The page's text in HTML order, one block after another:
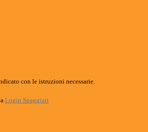
con le istruzioni necessarie.
Login Spaggiari